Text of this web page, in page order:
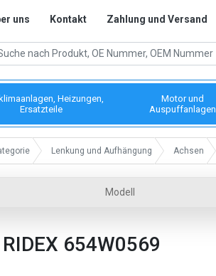
uns Kontakt Zahlung und Versand
Heizungen,
Ersatzteile
Motor und
Auspuffanlagen
Lenkung und Aufhängung Achsen
Modell
654W0569